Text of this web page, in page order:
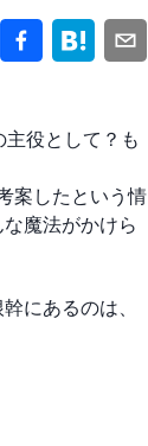
役として？も
案したという情
魔法がかけら
にあるのは、